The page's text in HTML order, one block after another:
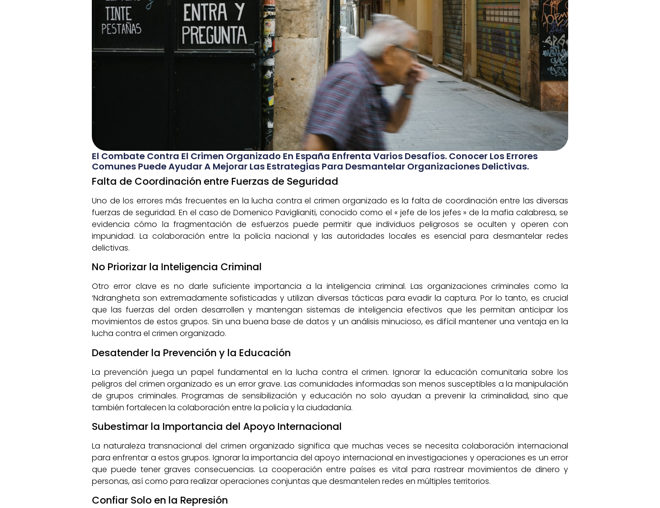
El Combate Contra El Crimen Organizado En España Enfrenta Varios Desafíos. Conocer Los Errores
Comunes Puede Ayudar A Mejorar Las Estrategias Para Desmantelar Organizaciones Delictivas.
Falta de Coordinación entre Fuerzas de Seguridad
Uno de los errores más frecuentes en la lucha contra el crimen organizado es la falta de coordinación entre las diversas
fuerzas de seguridad. En el caso de Domenico Paviglianiti, conocido como el « jefe de los jefes » de la mafia calabresa, se
evidencia cómo la fragmentación de esfuerzos puede permitir que individuos peligrosos se oculten y operen con
impunidad. La colaboración entre la policía nacional y las autoridades locales es esencial para desmantelar redes
delictivas.
No Priorizar la Inteligencia Criminal
Otro error clave es no darle suficiente importancia a la inteligencia criminal. Las organizaciones criminales como la
‘Ndrangheta son extremadamente sofisticadas y utilizan diversas tácticas para evadir la captura. Por lo tanto, es crucial
que las fuerzas del orden desarrollen y mantengan sistemas de inteligencia efectivos que les permitan anticipar los
movimientos de estos grupos. Sin una buena base de datos y un análisis minucioso, es difícil mantener una ventaja en la
lucha contra el crimen organizado.
Desatender la Prevención y la Educación
La prevención juega un papel fundamental en la lucha contra el crimen. Ignorar la educación comunitaria sobre los
peligros del crimen organizado es un error grave. Las comunidades informadas son menos susceptibles a la manipulación
de grupos criminales. Programas de sensibilización y educación no solo ayudan a prevenir la criminalidad, sino que
también fortalecen la colaboración entre la policía y la ciudadanía.
Subestimar la Importancia del Apoyo Internacional
La naturaleza transnacional del crimen organizado significa que muchas veces se necesita colaboración internacional
para enfrentar a estos grupos. Ignorar la importancia del apoyo internacional en investigaciones y operaciones es un error
que puede tener graves consecuencias. La cooperación entre países es vital para rastrear movimientos de dinero y
personas, así como para realizar operaciones conjuntas que desmantelen redes en múltiples territorios.
Confiar Solo en la Represión